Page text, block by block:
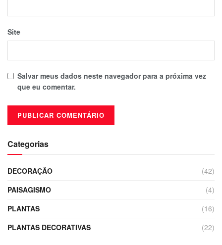
Site
Salvar meus dados neste navegador para a próxima vez
que eu comentar.
Categorias
DECORAÇÃO
(42)
PAISAGISMO
(4)
PLANTAS
(16)
PLANTAS DECORATIVAS
(22)